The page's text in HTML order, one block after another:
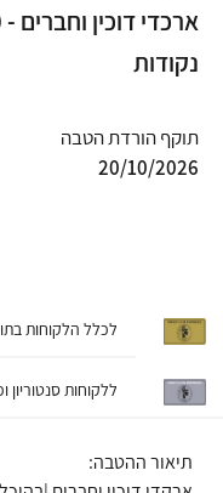
נקודות
תוקף הורדת הטבה
20/10/2026
לכלל הלקוחות בתוספת 305
ללקוחות סנטוריון
תיאור ההטבה: